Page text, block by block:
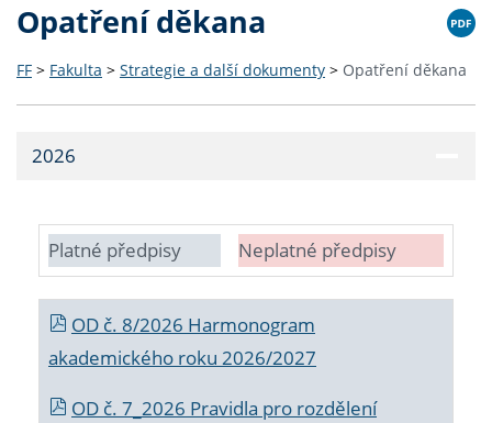
Opatření děkana
FF > Fakulta > Strategie a další dokumenty > Opatření děkana
2026
Platné předpisy Neplatné předpisy
OD č. 8/2026 Harmonogram
akademického roku 2026/2027
OD č. 7_2026 Pravidla pro rozdělení